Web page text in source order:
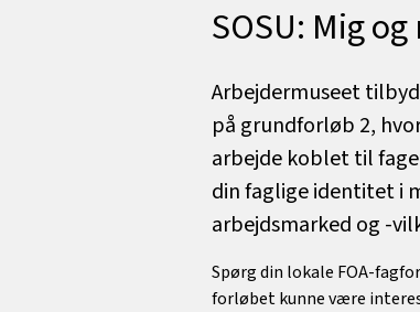
SOSU: Mig
Arbejdermuseet
på grundforløb 2,
arbejde koblet til
din faglige identitet i
arbejdsmarked og -
Spørg din lokale FOA-
forløbet kunne være